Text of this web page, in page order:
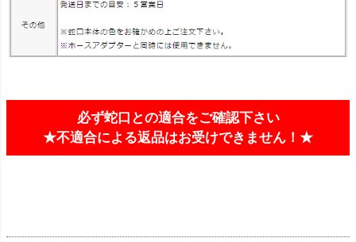
必ず蛇口との適合をご確認下さい
★不適合による返品はお受けできません！★